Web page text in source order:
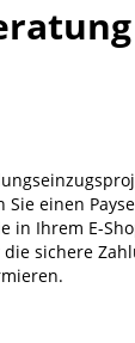
einen
in Ihrem E-
sichere